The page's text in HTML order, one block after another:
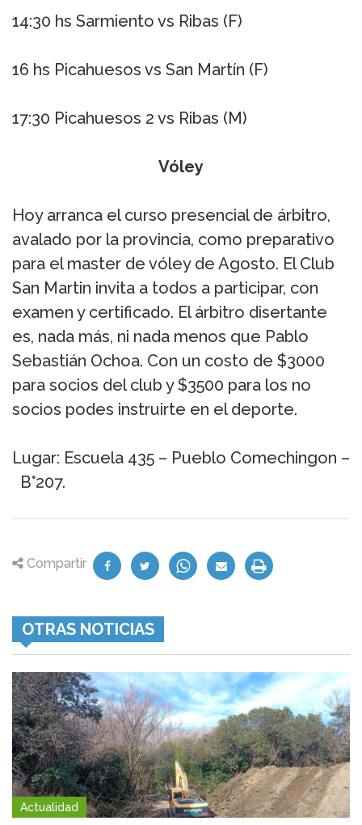
14:30 hs Sarmiento vs Ribas (F)
16 hs Picahuesos vs San Martín (F)
17:30 Picahuesos 2 vs Ribas (M)
Vóley
Hoy arranca el curso presencial de árbitro,
avalado por la provincia, como preparativo
para el master de vóley de Agosto. El Club
San Martin invita a todos a participar, con
examen y certificado. El árbitro disertante
es, nada más, ni nada menos que Pablo
Sebastián Ochoa. Con un costo de $3000
para socios del club y $3500 para los no
socios podes instruirte en el deporte.
Lugar: Escuela 435 – Pueblo Comechingon –
B°207.
Compartir
OTRAS NOTICIAS
Actualidad